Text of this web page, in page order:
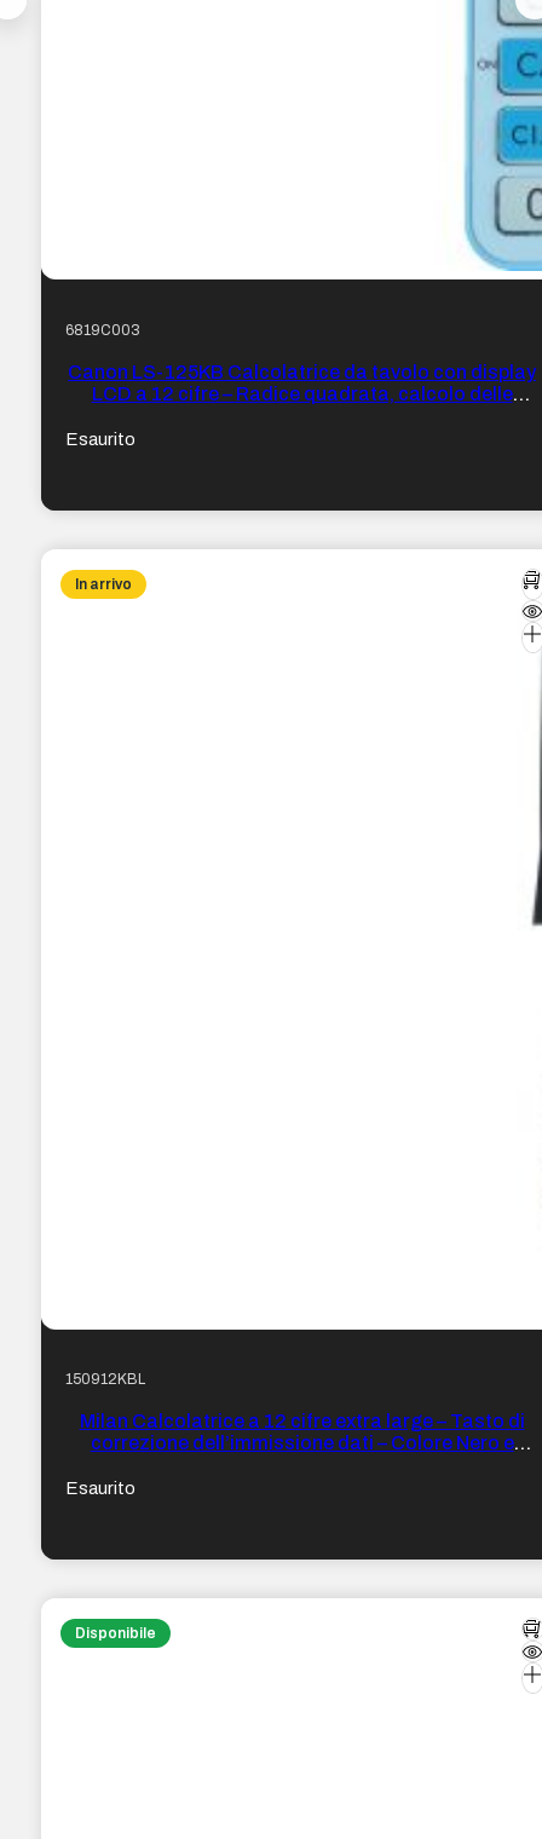
6819C003
Canon LS-125KB Calcolatrice da tavolo con display
LCD a 12 cifre – Radice quadrata, calcolo delle
Alimentazione solare e a batterie – Colore Blu
Esaurito
In arrivo
150912KBL
Milan Calcolatrice a 12 cifre extra large – Tasto di
correzione dell’immissione dati – Colore Nero e
Esaurito
Disponibile